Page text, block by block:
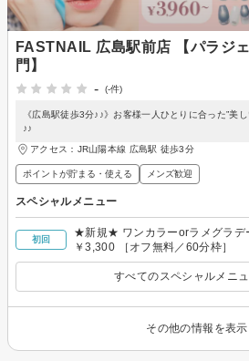
FASTNAIL 広島駅前店 【パラジ
門】
-
(-件)
《広島駅徒歩3分♪♪》お客様一人ひとりに合った”美
♪♪
アクセス：JR山陽本線 広島駅 徒歩3分
ポイントが貯まる・使える メンズ歓迎
スペシャルメニュー
初回
★新規★ ワンカラーorラメグラデ
￥3,300 ［オフ無料／60分枠］
すべてのスペシャルメニ
その他の情報を表示